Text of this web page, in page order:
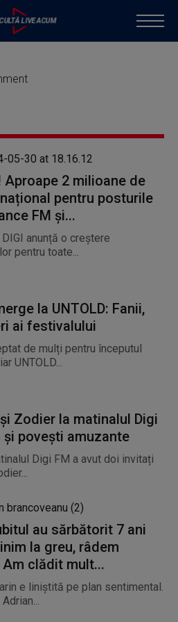
2 milioane de
pentru posturile
FM și...
anunță o creștere
pentru toate...
la UNTOLD: Fanii,
ai festivalului
de mulți pentru începutul
UNTOLD...
Zodier la matinalul Digi
povești amuzante
Digi FM a avut doi invitați
au sărbătorit 7 ani
la greu, râdem
clădit mult...
e liniștită pe plan sentimental.